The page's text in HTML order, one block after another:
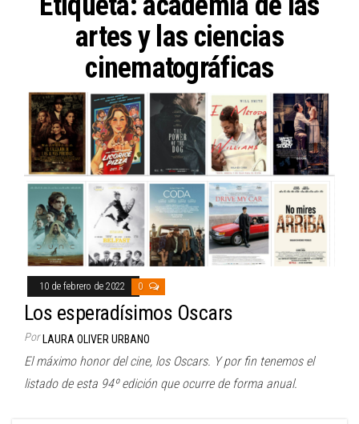
artes y las ciencias
cinematográficas
10 de febrero de 2022 0
Los esperadísimos Oscars
Por LAURA OLIVER URBANO
El máximo honor del cine, los Oscars. Y por fin tenemos el
listado de esta 94º edición que ocurre de forma anual.